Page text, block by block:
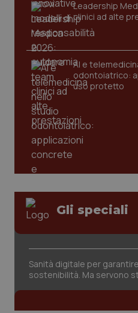
Leadership
clinici ad alte
AI e
odontoiatrico:
uso protetto
Gli speciali
Sanità digitale per
sostenibilità. Ma servono